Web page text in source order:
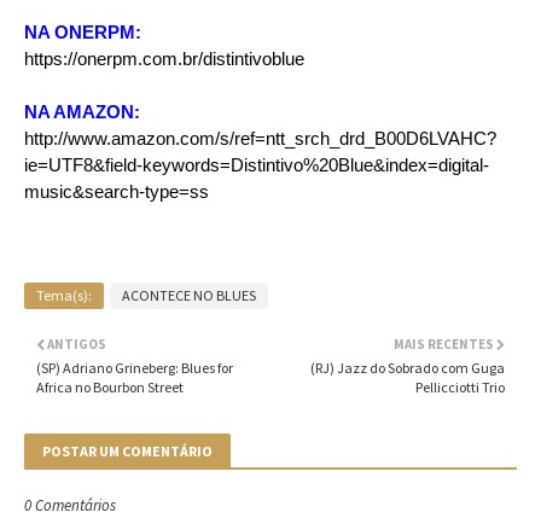
NA ONERPM:
https://onerpm.com.br/distintivoblue
NA AMAZON:
http://www.amazon.com/s/ref=ntt_srch_drd_B00D6LVAHC?
ie=UTF8&field-keywords=Distintivo%20Blue&index=digital-
music&search-type=ss
Tema(s): ACONTECE NO BLUES
MAIS RECENTES
(RJ) Jazz do Sobrado com Guga
Pellicciotti Trio
ANTIGOS
(SP) Adriano Grineberg: Blues for
Africa no Bourbon Street
POSTAR UM COMENTÁRIO
0 Comentários